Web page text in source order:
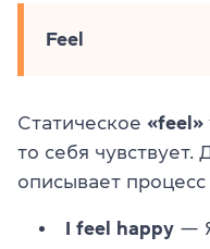
Feel
Статическое «feel»
то себя чувствует.
описывает
I feel happy —